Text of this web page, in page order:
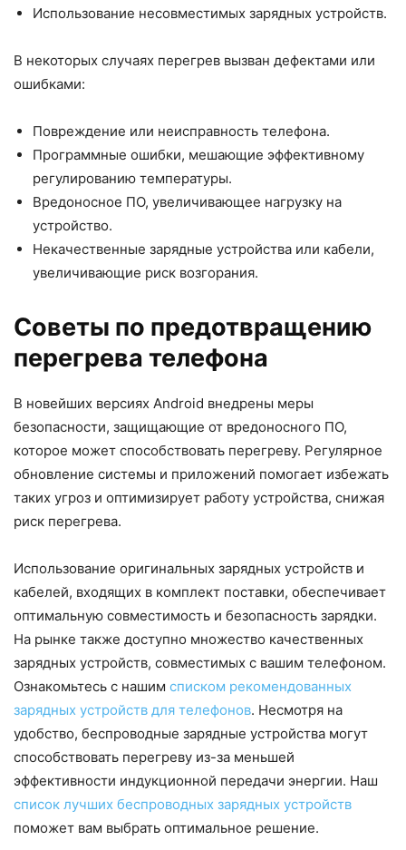
Использование несовместимых зарядных устройств.
В некоторых случаях перегрев вызван дефектами или
ошибками:
Повреждение или неисправность телефона.
Программные ошибки, мешающие эффективному
регулированию температуры.
Вредоносное ПО, увеличивающее нагрузку на
устройство.
Некачественные зарядные устройства или кабели,
увеличивающие риск возгорания.
Советы по предотвращению
перегрева телефона
В новейших версиях Android внедрены меры
безопасности, защищающие от вредоносного ПО,
которое может способствовать перегреву. Регулярное
обновление системы и приложений помогает избежать
таких угроз и оптимизирует работу устройства, снижая
риск перегрева.
Использование оригинальных зарядных устройств и
кабелей, входящих в комплект поставки, обеспечивает
оптимальную совместимость и безопасность зарядки.
На рынке также доступно множество качественных
зарядных устройств, совместимых с вашим телефоном.
Ознакомьтесь с нашим списком рекомендованных
зарядных устройств для телефонов. Несмотря на
удобство, беспроводные зарядные устройства могут
способствовать перегреву из-за меньшей
эффективности индукционной передачи энергии. Наш
список лучших беспроводных зарядных устройств
поможет вам выбрать оптимальное решение.